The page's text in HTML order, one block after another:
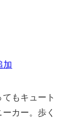
加
もキュート
カー。歩く